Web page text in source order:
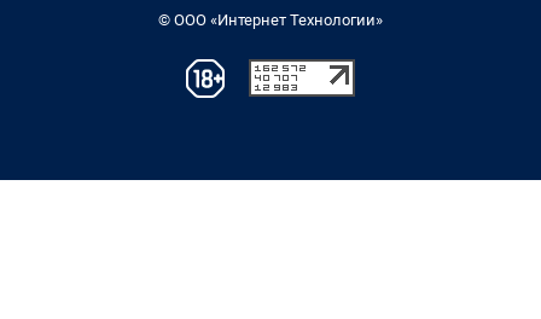
© ООО «Интернет Технологии»